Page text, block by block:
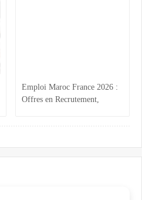
Emploi Maroc France 2026 :
Offres en Recrutement,